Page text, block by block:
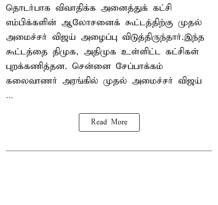
தொடர்பாக விவாதிக்க அனைத்துக் கட்சி
எம்பிக்களின் ஆலோசனைக் கூட்டத்திற்கு முதல்
அமைச்சர் விஜய் அழைப்பு விடுத்திருந்தார்.இந்த
கூட்டத்தை திமுக, அதிமுக உள்ளிட்ட கட்சிகள்
புறக்கணித்தன. சென்னை சேப்பாக்கம்
கலைவாணர் அரங்கில் முதல் அமைச்சர் விஜய்
...
Read More